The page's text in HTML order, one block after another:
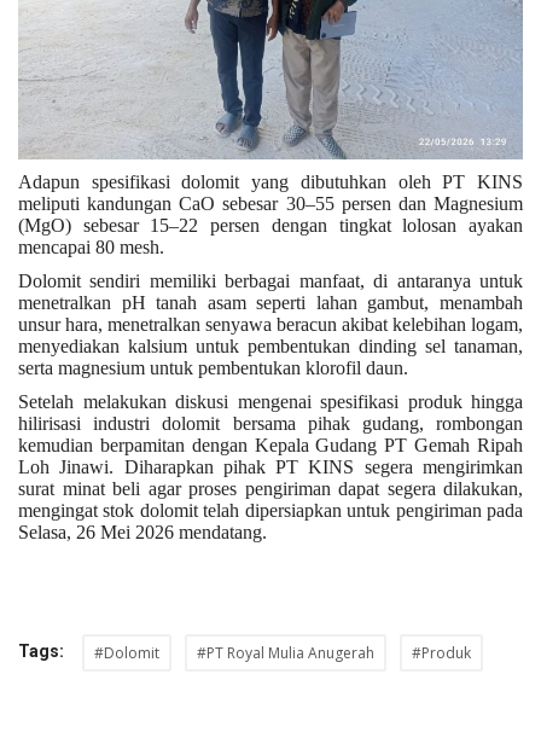
Adapun spesifikasi dolomit yang dibutuhkan oleh PT KINS
meliputi kandungan CaO sebesar 30–55 persen dan Magnesium
(MgO) sebesar 15–22 persen dengan tingkat lolosan ayakan
mencapai 80 mesh.
Dolomit sendiri memiliki berbagai manfaat, di antaranya untuk
menetralkan pH tanah asam seperti lahan gambut, menambah
unsur hara, menetralkan senyawa beracun akibat kelebihan logam,
menyediakan kalsium untuk pembentukan dinding sel tanaman,
serta magnesium untuk pembentukan klorofil daun.
Setelah melakukan diskusi mengenai spesifikasi produk hingga
hilirisasi industri dolomit bersama pihak gudang, rombongan
kemudian berpamitan dengan Kepala Gudang PT Gemah Ripah
Loh Jinawi. Diharapkan pihak PT KINS segera mengirimkan
surat minat beli agar proses pengiriman dapat segera dilakukan,
mengingat stok dolomit telah dipersiapkan untuk pengiriman pada
Selasa, 26 Mei 2026 mendatang.
Tags: #Dolomit #PT Royal Mulia Anugerah #Produk